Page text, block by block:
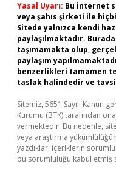
Yasal Uyarı: Bu internet
veya şahıs şirketi ile
Sitede yalnızca kendi
paylaşılmaktadır.
taşımamakta olup,
paylaşım
benzerlikleri tamamen
taslak halindedir ve
Sitemiz, 5651 Sayılı Kanun
Kurumu (BTK) tarafından
vermektedir. Bu nedenle,
veya araştırma
yazdıkları içeriklerin
bu sorumluluğu kabul etmiş